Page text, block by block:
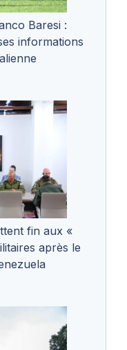
Baresi :
informations
fin aux «
après le